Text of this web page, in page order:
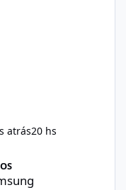
atrás20 hs